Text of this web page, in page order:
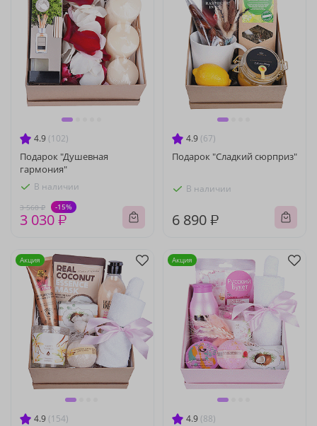
4.9 (102)
Подарок "Душевная
гармония"
В наличии
3 560 ₽ -15%
3 030 ₽
4.9 (67)
Подарок "Сладкий сюрприз"
В наличии
6 890 ₽
4.9 (154)
Акция
4.9 (88)
Акция